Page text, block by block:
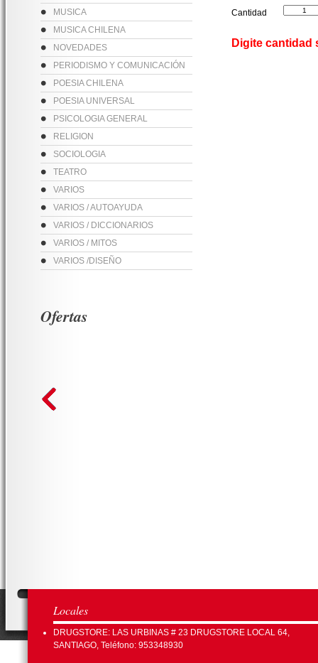
MUSICA
MUSICA CHILENA
NOVEDADES
PERIODISMO Y COMUNICACIÓN
POESIA CHILENA
POESIA UNIVERSAL
PSICOLOGIA GENERAL
RELIGION
SOCIOLOGIA
TEATRO
VARIOS
VARIOS / AUTOAYUDA
VARIOS / DICCIONARIOS
VARIOS / MITOS
VARIOS /DISEÑO
Cantidad
Digite
Ofertas
Locales
DRUGSTORE: LAS URBINAS # 23 DRUGSTORE LOCAL 64,
SANTIAGO, Teléfono: 953348930